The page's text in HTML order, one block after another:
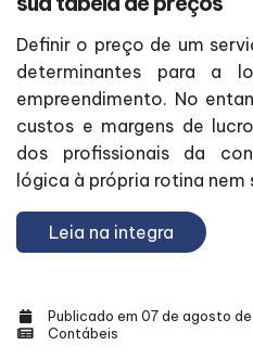
Definir o preço de um
determinantes para a
empreendimento. No
custos e margens de
dos profissionais da
lógica à própria rotina nem
Leia na integra
Publicado em 07 de agosto
Contábeis